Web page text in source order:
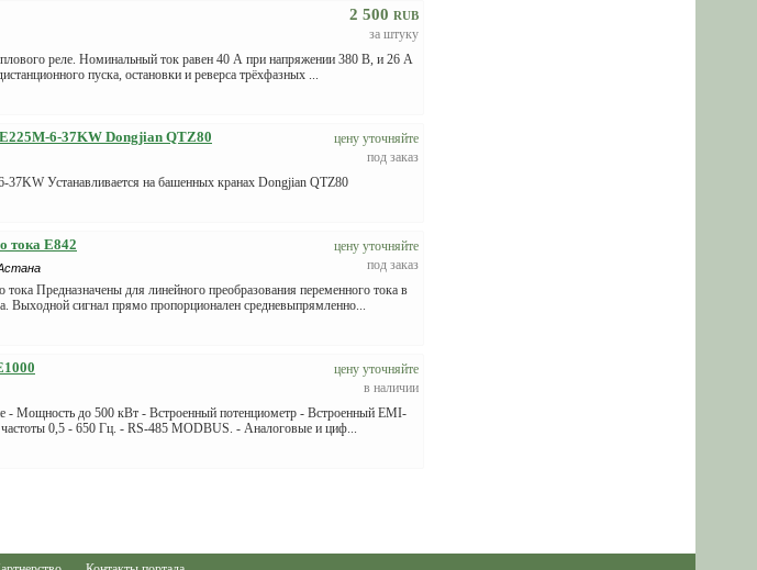
2 500 RUB
за штуку
реле. Номинальный ток равен 40 А при напряжении 380 В, и 26 А
пуска, остановки и реверса трёхфазных ...
цену уточняйте
под заказ
6-37KW Dongjian QTZ80
Устанавливается на башенных кранах Dongjian QTZ80
цену уточняйте
под заказ
тока E842
Предназначены для линейного преобразования переменного тока в
Выходной сигнал прямо пропорционален средневыпрямленно...
цену уточняйте
в наличии
- Мощность до 500 кВт - Встроенный потенциометр - Встроенный EMI-
0,5 - 650 Гц. - RS-485 MODBUS. - Аналоговые и циф...